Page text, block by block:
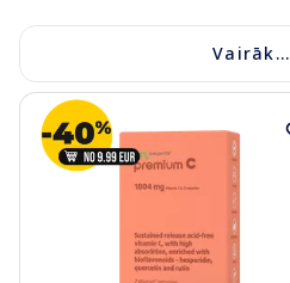
Vairāk...